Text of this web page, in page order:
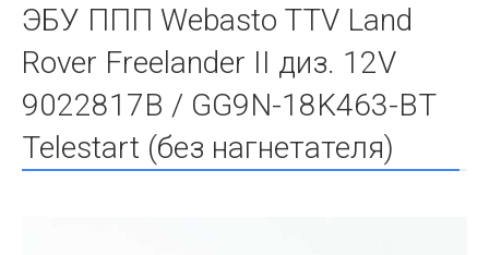
ЭБУ ППП Webasto TTV Land
Rover Freelander II диз. 12V
9022817B / GG9N-18K463-BT
Telestart (без нагнетателя)